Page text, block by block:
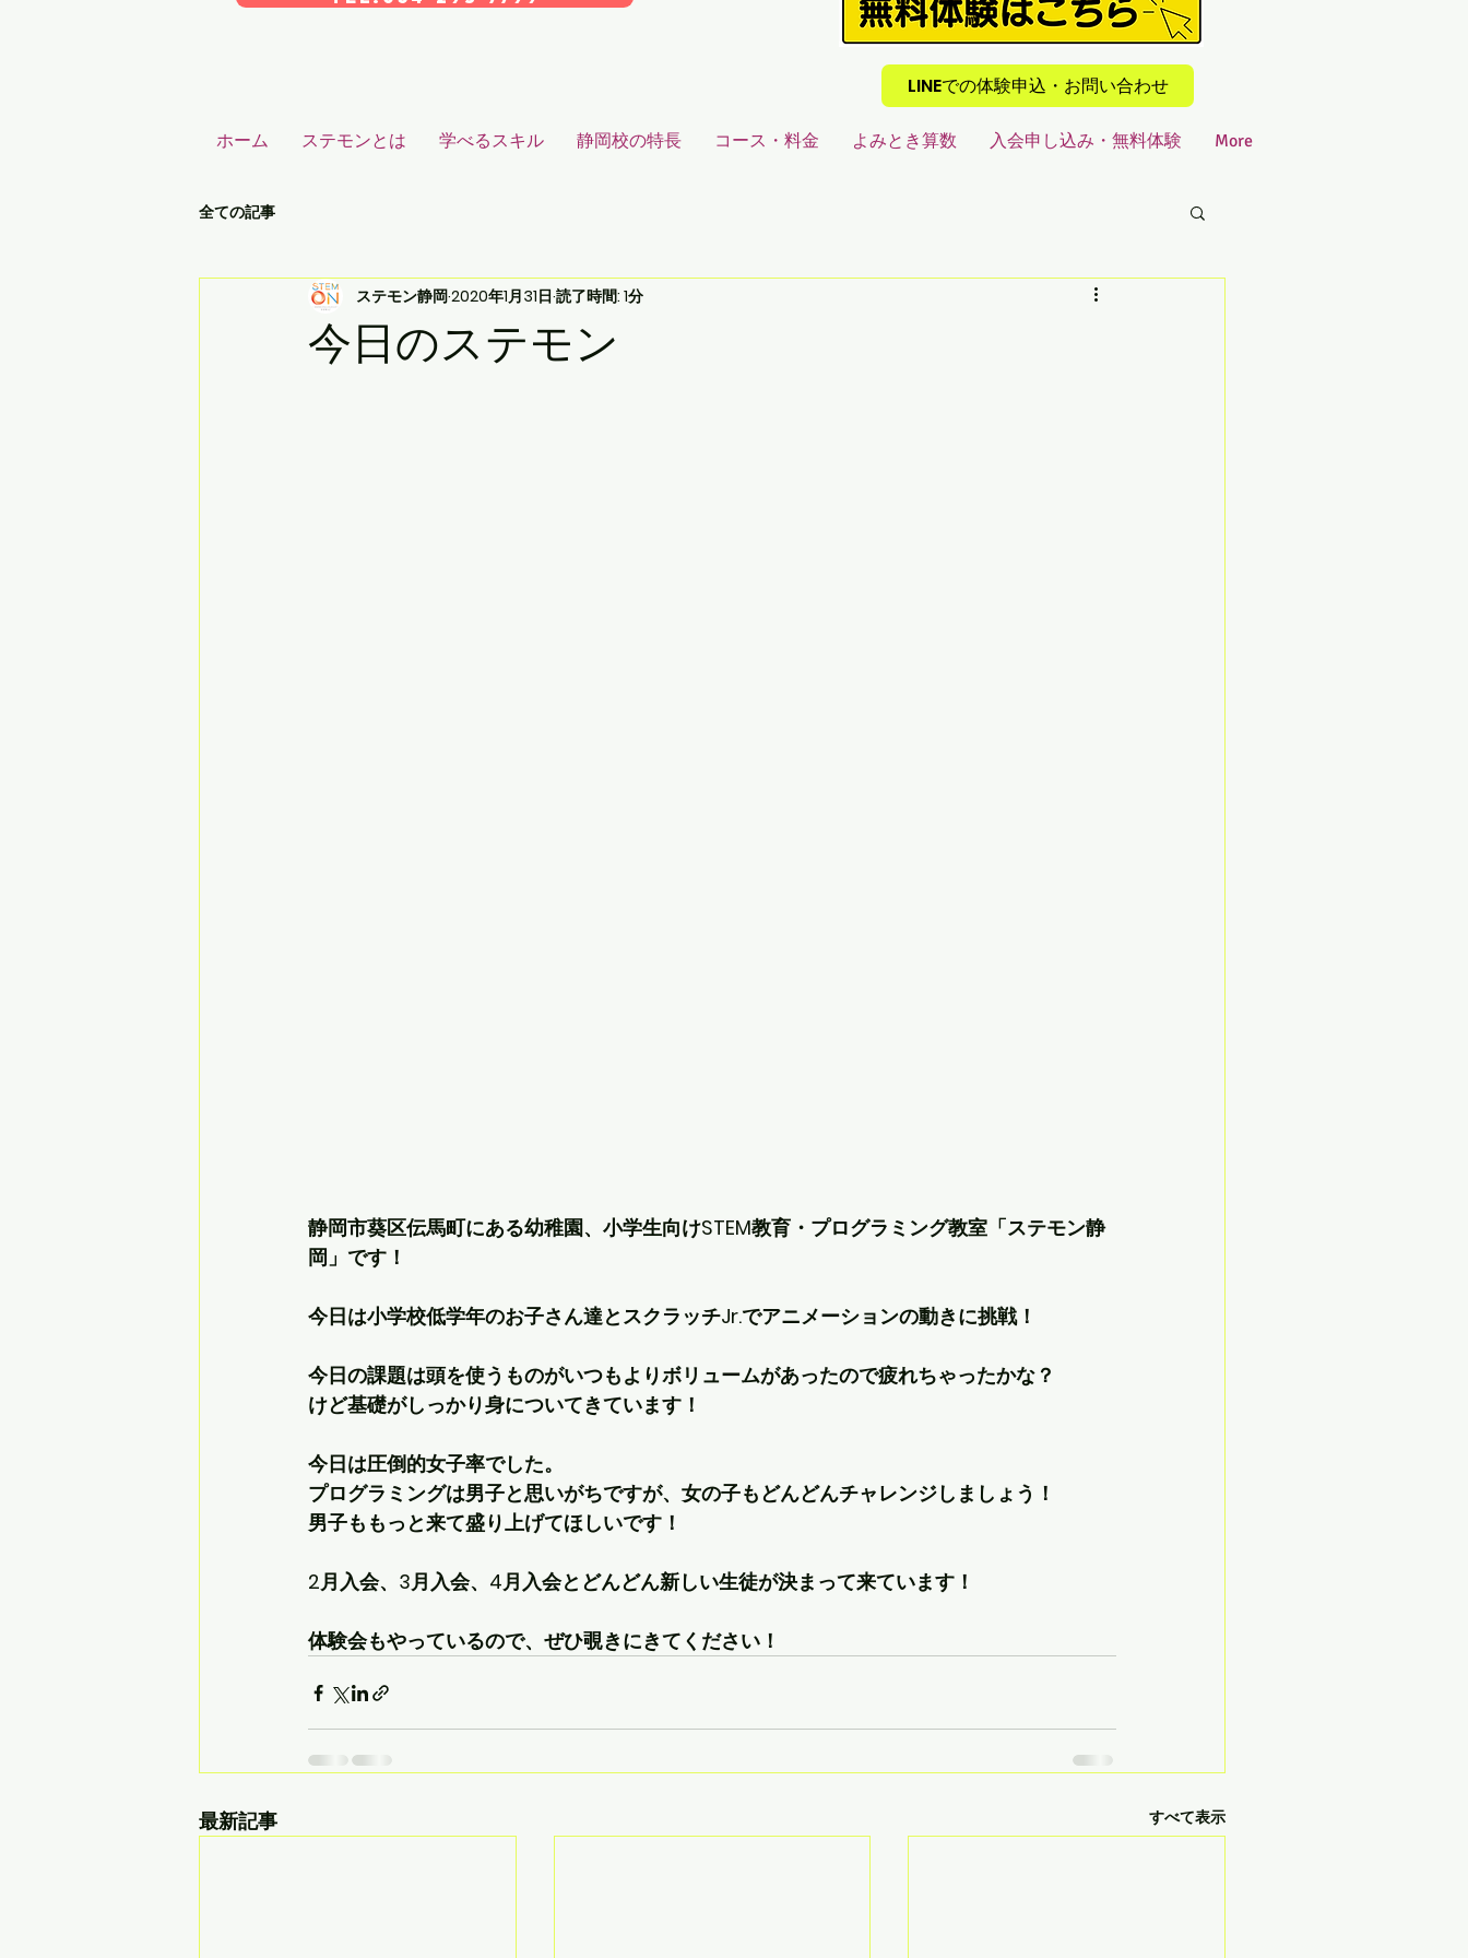
LINEでの体験申込・お問い合わせ
ホーム ステモンとは 学べるスキル 静岡校の特長 コース・料金 よみとき算数 入会申し込み・無料体験 More
全ての記事
今日のステモン
ステモン静岡2020年1月31日 読了時間: 1分
静岡市葵区伝馬町にある幼稚園、小学生向けSTEM教育・プログラミング教室「ステモン静
岡」です！
今日は小学校低学年のお子さん達とスクラッチJr.でアニメーションの動きに挑戦！
今日の課題は頭を使うものがいつもよりボリュームがあったので疲れちゃったかな？
けど基礎がしっかり身についてきています！
今日は圧倒的女子率でした。
プログラミングは男子と思いがちですが、女の子もどんどんチャレンジしましょう！
男子ももっと来て盛り上げてほしいです！
2月入会、3月入会、4月入会とどんどん新しい生徒が決まって来ています！
体験会もやっているので、ぜひ覗きにきてください！
最新記事 すべて表示